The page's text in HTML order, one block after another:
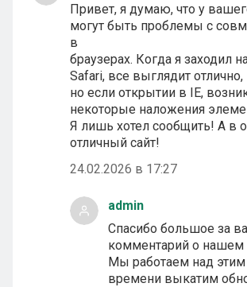
Привет, я думаю, что у
могут быть проблемы с
в
браузерах. Когда я заходил
Safari, все выглядит отлично,
но если открытии в IE,
некоторые наложения
Я лишь хотел сообщить! А в
отличный сайт!
24.02.2026 в 17:27
admin
Спасибо большое за
комментарий о нашем
Мы работаем над
времени выкатим